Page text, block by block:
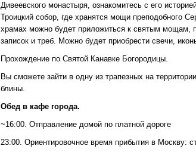
Дивеевского монастыря, ознакомитесь с его
Троицкий собор, где хранятся мощи преподобного
храмах можно будет приложиться к святым мощам,
записок и треб. Можно будет приобрести свечи,
Прохождение по Святой Канавке Богородицы.
Вы сможете зайти в одну из трапезных на
блины.
Обед в кафе города.
~16:00. Отправление домой по платной дороге
23:00. Ориентировочное время прибытия в Москву: